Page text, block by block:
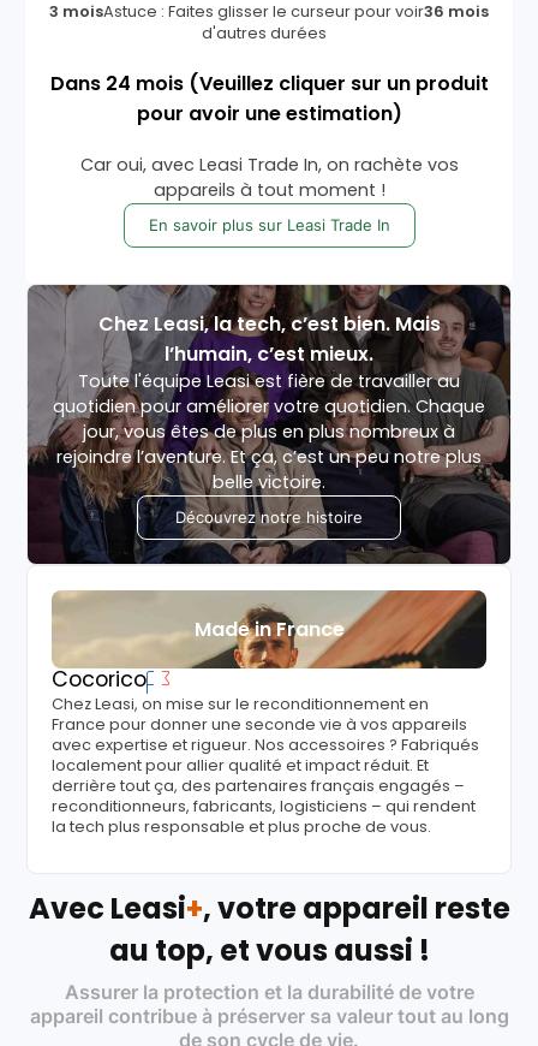
3 moisAstuce : Faites glisser le curseur pour voir
d'autres durées
36 mois
Dans 24 mois (Veuillez cliquer sur un produit
pour avoir une estimation)
Car oui, avec Leasi Trade In, on rachète vos
appareils à tout moment !
En savoir plus sur Leasi Trade In
Chez Leasi, la tech, c’est bien. Mais
l’humain, c’est mieux.
Toute l'équipe Leasi est fière de travailler au
quotidien pour améliorer votre quotidien. Chaque
jour, vous êtes de plus en plus nombreux à
rejoindre l’aventure. Et ça, c’est un peu notre plus
belle victoire.
Découvrez notre histoire
Made in France
Cocorico
Chez Leasi, on mise sur le reconditionnement en
France pour donner une seconde vie à vos appareils
avec expertise et rigueur. Nos accessoires ? Fabriqués
localement pour allier qualité et impact réduit. Et
derrière tout ça, des partenaires français engagés –
reconditionneurs, fabricants, logisticiens – qui rendent
la tech plus responsable et plus proche de vous.
Avec Leasi+, votre appareil reste
au top, et vous aussi !
Assurer la protection et la durabilité de votre
appareil contribue à préserver sa valeur tout au long
de son cycle de vie.